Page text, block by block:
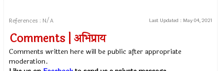
References : N/A Last Updated : May 04, 2021
Comments | अभिप्राय
Comments written here will be public after appropriate
moderation.